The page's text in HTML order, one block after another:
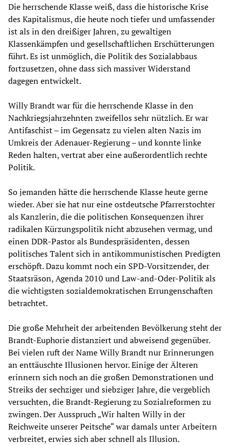
Die herrschende Klasse weiß, dass die historische Krise
des Kapitalismus, die heute noch tiefer und umfassender
ist als in den dreißiger Jahren, zu gewaltigen
Klassenkämpfen und gesellschaftlichen Erschütterungen
führt. Es ist unmöglich, die Politik des Sozialabbaus
fortzusetzen, ohne dass sich massiver Widerstand
dagegen entwickelt.
Willy Brandt war für die herrschende Klasse in den
Nachkriegsjahrzehnten zweifellos sehr nützlich. Er war
Antifaschist – im Gegensatz zu vielen alten Nazis im
Umkreis der Adenauer-Regierung – und konnte linke
Reden halten, vertrat aber eine außerordentlich rechte
Politik.
So jemanden hätte die herrschende Klasse heute gerne
wieder. Aber sie hat nur eine ostdeutsche Pfarrerstochter
als Kanzlerin, die die politischen Konsequenzen ihrer
radikalen Kürzungspolitik nicht abzusehen vermag, und
einen DDR-Pastor als Bundespräsidenten, dessen
politisches Talent sich in antikommunistischen Predigten
erschöpft. Dazu kommt noch ein SPD-Vorsitzender, der
Staatsräson, Agenda 2010 und Law-and-Oder-Politik als
die wichtigsten sozialdemokratischen Errungenschaften
betrachtet.
Die große Mehrheit der arbeitenden Bevölkerung steht der
Brandt-Euphorie distanziert und abweisend gegenüber.
Bei vielen ruft der Name Willy Brandt nur Erinnerungen
an enttäuschte Illusionen hervor. Einige der Älteren
erinnern sich noch an die großen Demonstrationen und
Streiks der sechziger und siebziger Jahre, die vergeblich
versuchten, die Brandt-Regierung zu Sozialreformen zu
zwingen. Der Ausspruch „Wir halten Willy in der
Reichweite unserer Peitsche“ war damals unter Arbeitern
verbreitet, erwies sich aber schnell als Illusion.